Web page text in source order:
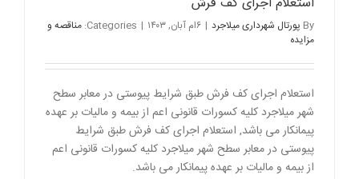
By پورتال شهرداری میلاجرد | ۶ام آبان, ۱۴۰۳ |
Categories: مناقصه و
مزایده
استعلام اجرای کف فرش طبق شرایط پیوستی در معابر سطح
شهر میلاجرد کلیه کسورات قانونی اعم از بیمه و مالیات بر عهده
پیمانکار می باشد, استعلام اجرای کف فرش طبق شرایط
پیوستی در معابر سطح شهر میلاجرد کلیه کسورات قانونی اعم
از بیمه و مالیات بر عهده پیمانکار می باشد.